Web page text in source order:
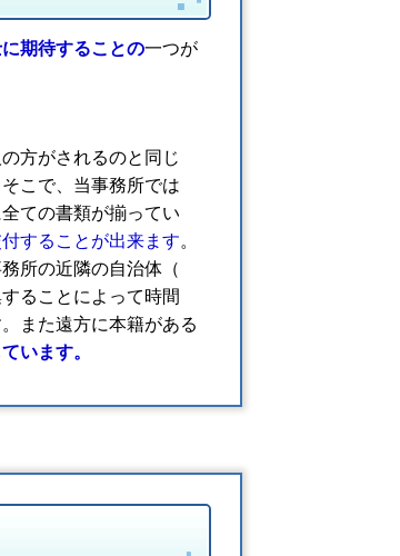
期待することの一つが
方がされるのと同じ
こで、当事務所では
ての書類が揃ってい
することが出来ます。
所の近隣の自治体（
ることによって時間
また遠方に本籍がある
います。